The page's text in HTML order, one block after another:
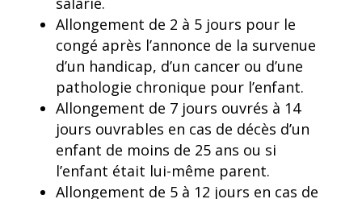
Allongement de 2 à 5 jours pour le
congé après l’annonce de la survenue
d’un handicap, d’un cancer ou d’une
pathologie chronique pour l’enfant.
Allongement de 7 jours ouvrés à 14
jours ouvrables en cas de décès d’un
enfant de moins de 25 ans ou si
l’enfant était lui-même parent.
Allongement de 5 à 12 jours en cas de